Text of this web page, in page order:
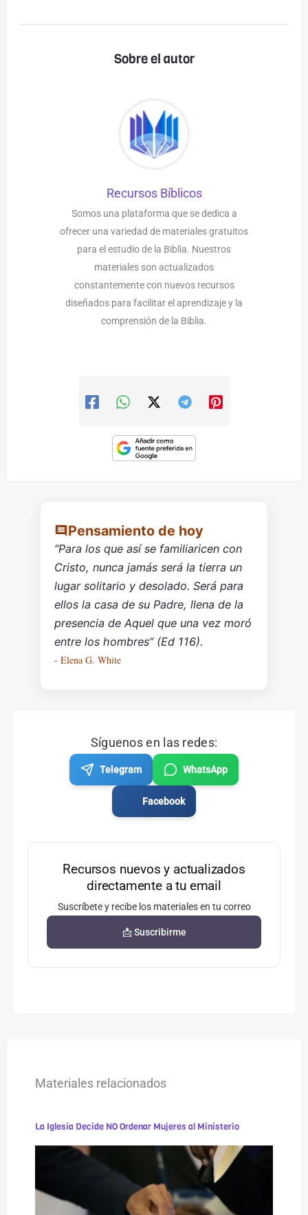
Sobre el autor
Recursos Bíblicos
Somos una plataforma que se dedica a
ofrecer una variedad de materiales gratuitos
para el estudio de la Biblia. Nuestros
materiales son actualizados
constantemente con nuevos recursos
diseñados para facilitar el aprendizaje y la
comprensión de la Biblia.
Pensamiento de hoy
“Para los que así se familiaricen con
Cristo, nunca jamás será la tierra un
lugar solitario y desolado. Será para
ellos la casa de su Padre, llena de la
presencia de Aquel que una vez moró
entre los hombres” (Ed 116).
- Elena G. White
Síguenos en las redes:
Telegram WhatsApp
Facebook
Recursos nuevos y actualizados
directamente a tu email
Suscríbete y recibe los materiales en tu correo
📩 Suscribirme
Materiales relacionados
La Iglesia Decide NO Ordenar Mujeres al Ministerio